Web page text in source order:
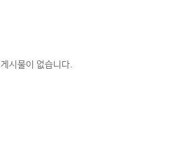
게시물이 없습니다.